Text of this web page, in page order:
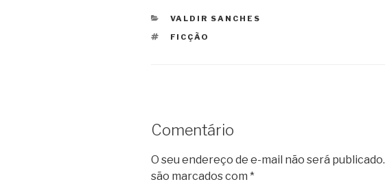
CATEGORIAS
VALDIR SANCHES
TAGS
FICÇÃO
Comentário
O seu endereço de e-mail não será publicado.
são marcados com *